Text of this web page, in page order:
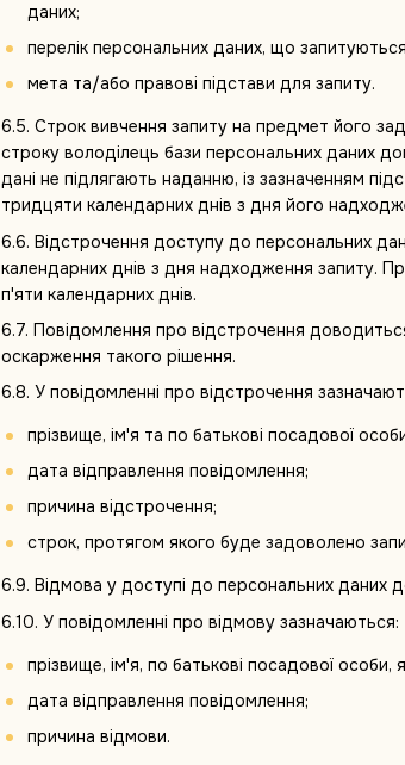
даних;
перелік персональних даних, що
мета та/або правові підстави для запиту.
6.5. Строк вивчення запиту на предмет його
строку володілець бази персональних даних
дані не підлягають наданню, із зазначенням
тридцяти календарних днів з дня його
6.6. Відстрочення доступу до персональних
календарних днів з дня надходження запиту.
п'яти календарних днів.
6.7. Повідомлення про відстрочення
оскарження такого рішення.
6.8. У повідомленні про відстрочення
прізвище, ім'я та по батькові посадової
дата відправлення повідомлення;
причина відстрочення;
строк, протягом якого буде задоволено
6.9. Відмова у доступі до персональних даних
6.10. У повідомленні про відмову зазначаються:
прізвище, ім'я, по батькові посадової особи,
дата відправлення повідомлення;
причина відмови.